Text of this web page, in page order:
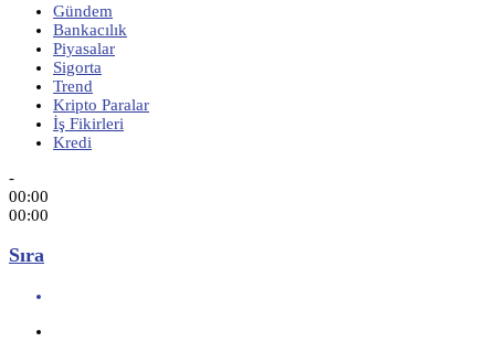
Gündem
Bankacılık
Piyasalar
Sigorta
Trend
Kripto Paralar
İş Fikirleri
Kredi
-
00:00
00:00
Sıra